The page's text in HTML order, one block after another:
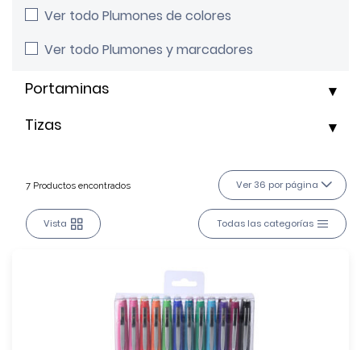
Ver todo Plumones de colores
Ver todo Plumones y marcadores
Portaminas
Tizas
7 Productos encontrados Ver 36 por página
Vista Todas las categorías